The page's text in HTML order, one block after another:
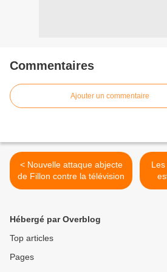
Commentaires
Ajouter un commentaire
< Nouvelle attaque abjecte
de Fillon contre la télévision
Hébergé par Overblog
Top articles
Pages